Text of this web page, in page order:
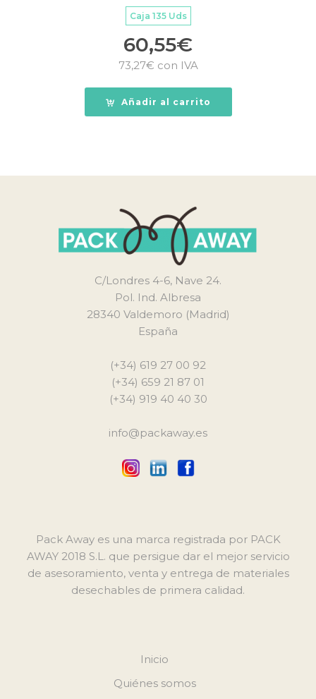
Caja 135 Uds
60,55€
73,27€ con IVA
Añadir al carrito
C/Londres 4-6, Nave 24.
Pol. Ind. Albresa
28340 Valdemoro (Madrid)
España
(+34) 619 27 00 92
(+34) 659 21 87 01
(+34) 919 40 40 30
info@packaway.es
Pack Away es una marca registrada por PACK
AWAY 2018 S.L. que persigue dar el mejor servicio
de asesoramiento, venta y entrega de materiales
desechables de primera calidad.
Inicio
Quiénes somos